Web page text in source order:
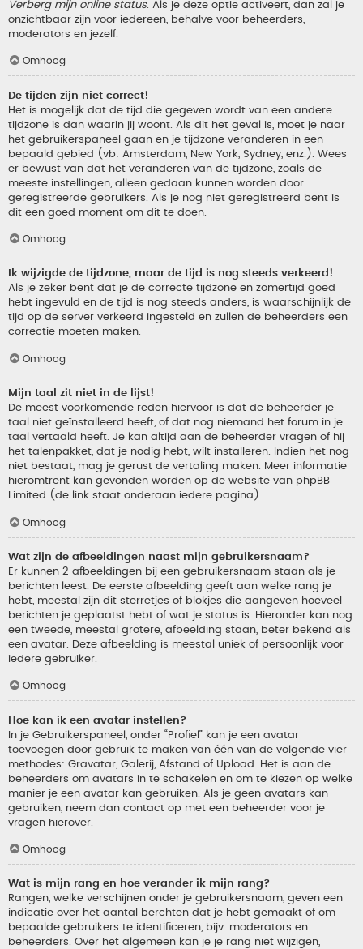
Verberg mijn online status. Als je deze optie activeert, dan zal je
onzichtbaar zijn voor iedereen, behalve voor beheerders,
moderators en jezelf.
Omhoog
De tijden zijn niet correct!
Het is mogelijk dat de tijd die gegeven wordt van een andere
tijdzone is dan waarin jij woont. Als dit het geval is, moet je naar
het gebruikerspaneel gaan en je tijdzone veranderen in een
bepaald gebied (vb: Amsterdam, New York, Sydney, enz.). Wees
er bewust van dat het veranderen van de tijdzone, zoals de
meeste instellingen, alleen gedaan kunnen worden door
geregistreerde gebruikers. Als je nog niet geregistreerd bent is
dit een goed moment om dit te doen.
Omhoog
Ik wijzigde de tijdzone, maar de tijd is nog steeds verkeerd!
Als je zeker bent dat je de correcte tijdzone en zomertijd goed
hebt ingevuld en de tijd is nog steeds anders, is waarschijnlijk de
tijd op de server verkeerd ingesteld en zullen de beheerders een
correctie moeten maken.
Omhoog
Mijn taal zit niet in de lijst!
De meest voorkomende reden hiervoor is dat de beheerder je
taal niet geïnstalleerd heeft, of dat nog niemand het forum in je
taal vertaald heeft. Je kan altijd aan de beheerder vragen of hij
het talenpakket, dat je nodig hebt, wilt installeren. Indien het nog
niet bestaat, mag je gerust de vertaling maken. Meer informatie
hieromtrent kan gevonden worden op de website van phpBB
Limited (de link staat onderaan iedere pagina).
Omhoog
Wat zijn de afbeeldingen naast mijn gebruikersnaam?
Er kunnen 2 afbeeldingen bij een gebruikersnaam staan als je
berichten leest. De eerste afbeelding geeft aan welke rang je
hebt, meestal zijn dit sterretjes of blokjes die aangeven hoeveel
berichten je geplaatst hebt of wat je status is. Hieronder kan nog
een tweede, meestal grotere, afbeelding staan, beter bekend als
een avatar. Deze afbeelding is meestal uniek of persoonlijk voor
iedere gebruiker.
Omhoog
Hoe kan ik een avatar instellen?
In je Gebruikerspaneel, onder “Profiel” kan je een avatar
toevoegen door gebruik te maken van één van de volgende vier
methodes: Gravatar, Galerij, Afstand of Upload. Het is aan de
beheerders om avatars in te schakelen en om te kiezen op welke
manier je een avatar kan gebruiken. Als je geen avatars kan
gebruiken, neem dan contact op met een beheerder voor je
vragen hierover.
Omhoog
Wat is mijn rang en hoe verander ik mijn rang?
Rangen, welke verschijnen onder je gebruikersnaam, geven een
indicatie over het aantal berchten dat je hebt gemaakt of om
bepaalde gebruikers te identificeren, bijv. moderators en
beheerders. Over het algemeen kan je je rang niet wijzigen,